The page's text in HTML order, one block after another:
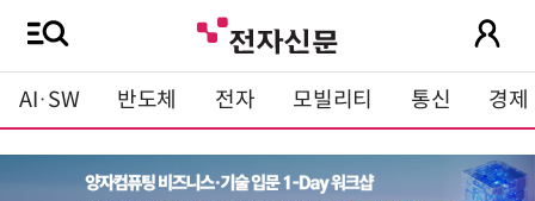
AI·SW 반도체 전자 모빌리티 통신 경제